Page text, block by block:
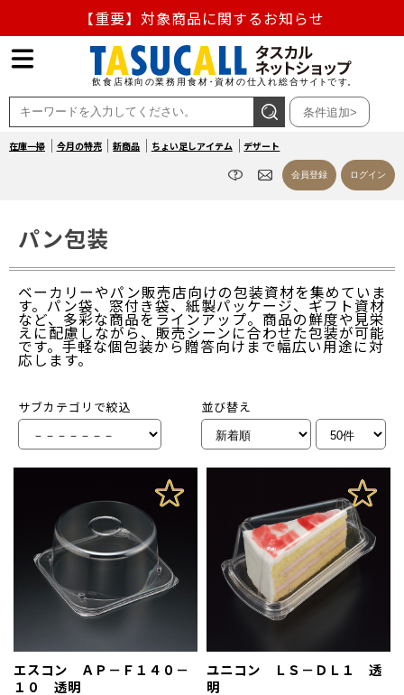
【重要】熊本地震の影響による商品出荷停止のお知らせ
熊本県熊本地方を震源とする地震の影響によるお荷物のお
届け遅延について
お盆の営業について
【重要】対象商品に関するお知らせ
条件追加>
在庫一掃 今月の特売 新商品 ちょい足しアイテム デザート
会員登録 ログイン
パン包装
ベーカリーやパン販売店向けの包装資材を集めていま
す。パン袋、窓付き袋、紙製パッケージ、ギフト資材
など、多彩な商品をラインアップ。商品の鮮度や見栄
えに配慮しながら、販売シーンに合わせた包装が可能
です。手軽な個包装から贈答向けまで幅広い用途に対
応します。
サブカテゴリで絞込 並び替え
エスコン ＡＰ－Ｆ１４０－
１０ 透明
ユニコン ＬＳ－ＤＬ１ 透
明